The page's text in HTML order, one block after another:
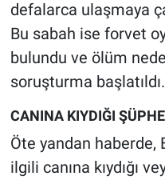
defalarca ulaşmaya
Bu sabah ise forvet
bulundu ve ölüm
soruşturma başlatıldı.
CANINA KIYDIĞI
Öte yandan haberde,
ilgili canına kıydığı
Koronavirüs
Kültür Sanat
Ne demişti